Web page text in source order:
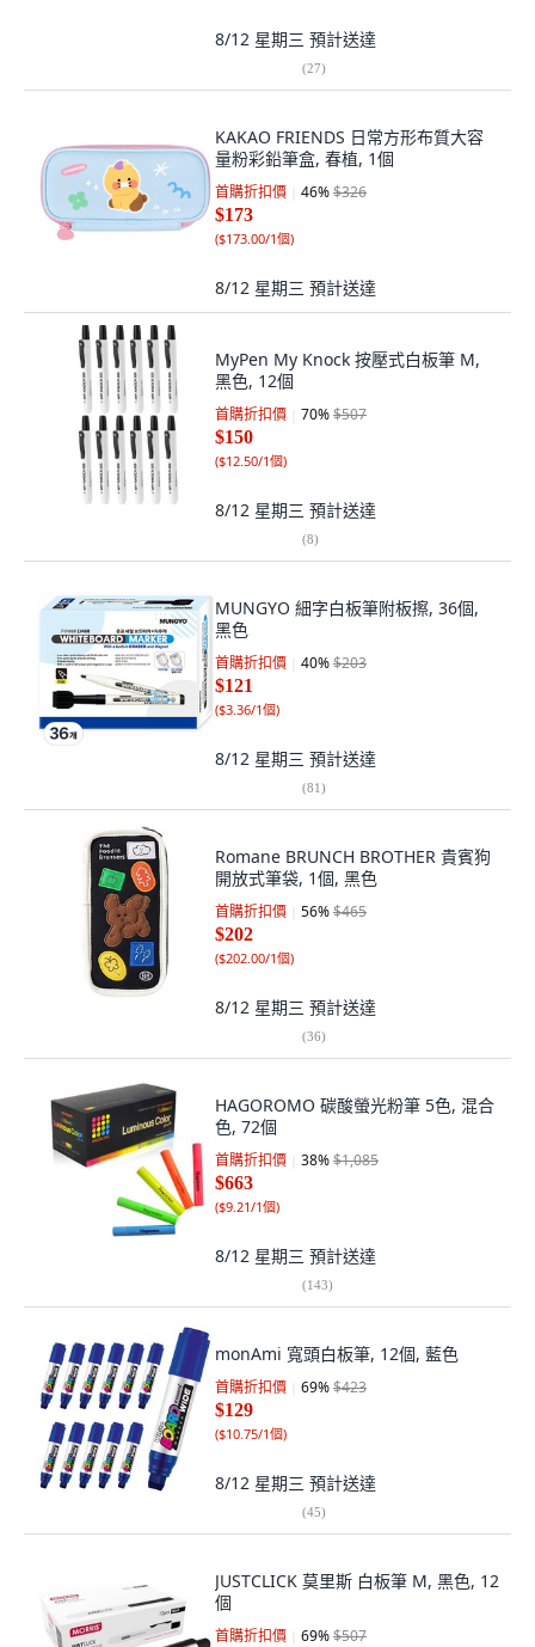
8/12 星期三 預計送達
(27)
KAKAO FRIENDS 日常方形布質大容
量粉彩鉛筆盒, 春植, 1個
首購折扣價 46%$326
$173
($173.00/1個)
8/12 星期三 預計送達
MyPen My Knock 按壓式白板筆 M,
黑色, 12個
首購折扣價 70%$507
$150
($12.50/1個)
8/12 星期三 預計送達
(8)
MUNGYO 細字白板筆附板擦, 36個,
黑色
首購折扣價 40%$203
$121
($3.36/1個)
8/12 星期三 預計送達
(81)
Romane BRUNCH BROTHER 貴賓狗
開放式筆袋, 1個, 黑色
首購折扣價 56%$465
$202
($202.00/1個)
8/12 星期三 預計送達
(36)
HAGOROMO 碳酸螢光粉筆 5色, 混合
色, 72個
首購折扣價 38%$1,085
$663
($9.21/1個)
8/12 星期三 預計送達
(143)
monAmi 寬頭白板筆, 12個, 藍色
首購折扣價 69%$423
$129
($10.75/1個)
8/12 星期三 預計送達
(45)
JUSTCLICK 莫里斯 白板筆 M, 黑色, 12
個
首購折扣價 69%$507